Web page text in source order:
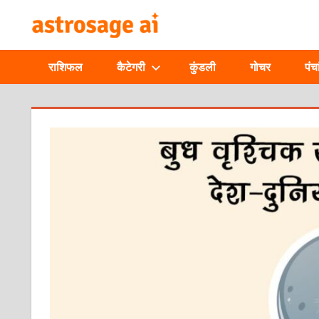
content
JOURNAL
–
ASTROSAGE
MAGAZINE
राशिफल कैटेगरी कुंडली गोचर